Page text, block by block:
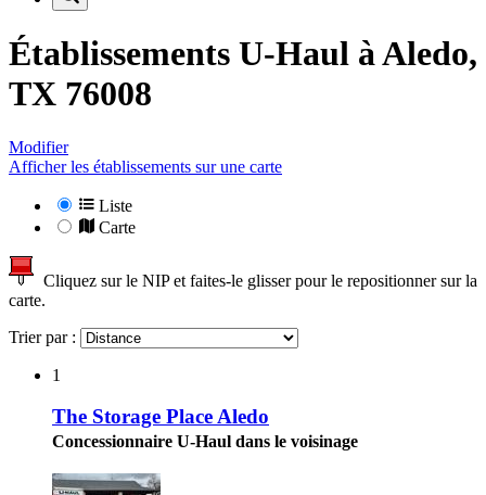
Établissements U-Haul àAledo,
TX 76008
Modifier
Afficher les établissements sur une carte
Liste
Carte
Cliquez sur le NIP et faites-le glisser pour le repositionner sur la
carte.
Trier par :
1
The Storage Place Aledo
Concessionnaire U-Haul dans le voisinage